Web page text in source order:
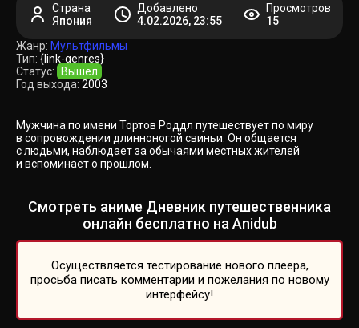
Страна
Япония
Добавлено
4.02.2026, 23:55
Просмотров
15
Жанр: Мультфильмы
Тип: {link-genres}
Статус:
Вышел
Год выхода: 2003
Мужчина по имени Тортов Роддл путешествует по миру
в сопровождении длинноногой свиньи. Он общается
с людьми, наблюдает за обычаями местных жителей
и вспоминает о прошлом.
Смотреть аниме Дневник путешественника
онлайн бесплатно на Anidub
Осуществляется тестирование нового плеера,
просьба писать комментарии и пожелания по новому
интерфейсу!